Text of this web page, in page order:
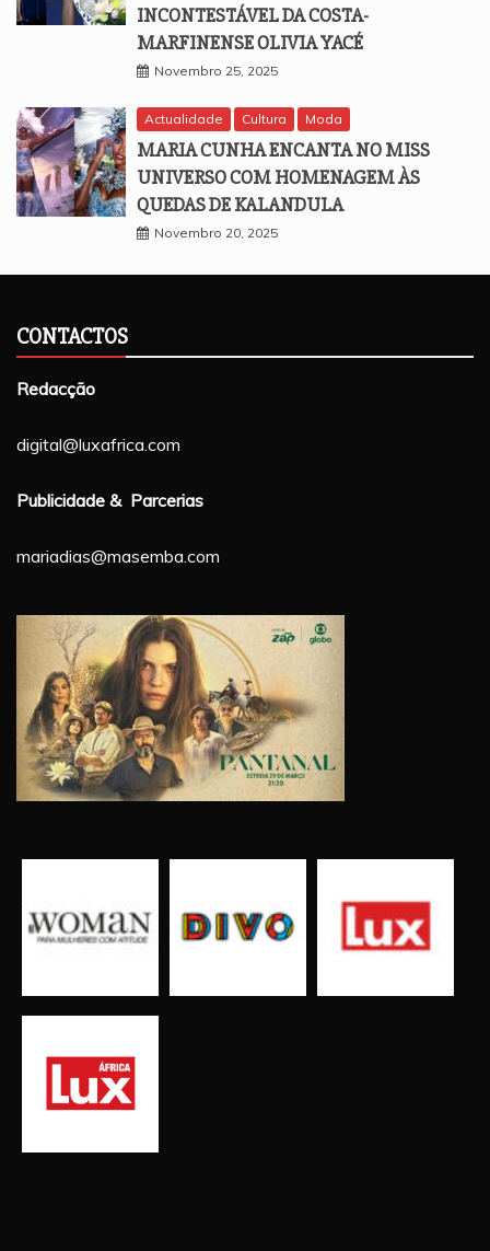
INCONTESTÁVEL DA COSTA-
MARFINENSE OLIVIA YACÉ
Novembro 25, 2025
Actualidade Cultura Moda
MARIA CUNHA ENCANTA NO MISS
UNIVERSO COM HOMENAGEM ÀS
QUEDAS DE KALANDULA
Novembro 20, 2025
CONTACTOS
Redacção
digital@luxafrica.com
Publicidade & Parcerias
mariadias@masemba.com